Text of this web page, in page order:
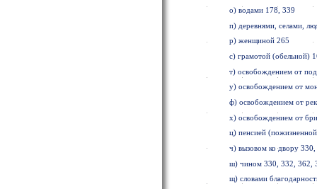
о) водами 178, 339
п) деревнями, селами,
р) женщиной 265
с) грамотой (обельной)
т) освобождением от
у) освобождением от
ф) освобождением от
х) освобождением от
ц) пенсией
ч) вызовом ко двору
ш) чином 330, 332, 362,
щ) словами